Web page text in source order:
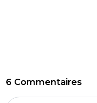
6 Commentaires